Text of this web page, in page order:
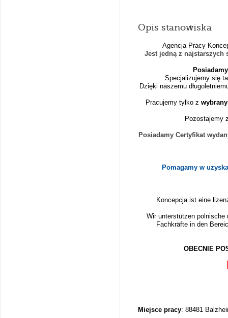
Opis stanowiska
Agencja Pracy
Jest jedną z najstarszych
Specjalizujemy się
Dzięki naszemu
Pracujemy tylko z
Pozostajemy
Posiadamy Certyfikat
Pomagamy w
Koncepcja ist eine
Wir unterstützen polnische
Fachkräfte in den
OBECNIE
Miejsce pracy: 88481